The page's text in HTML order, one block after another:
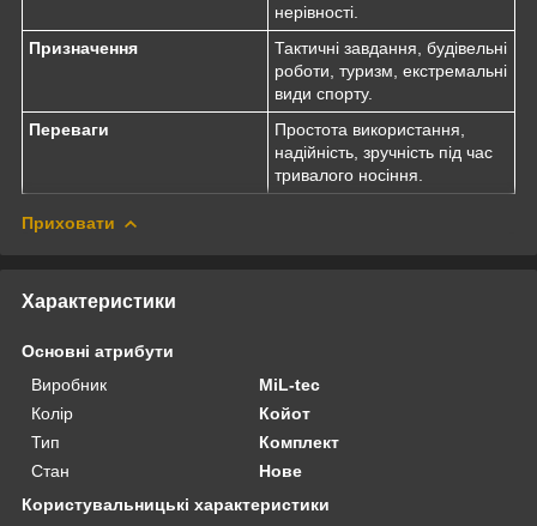
нерівності.
Призначення
Тактичні завдання, будівельні
роботи, туризм, екстремальні
види спорту.
Переваги
Простота використання,
надійність, зручність під час
тривалого носіння.
Приховати
Характеристики
Основні атрибути
Виробник
MiL-tec
Колір
Койот
Тип
Комплект
Стан
Нове
Користувальницькі характеристики